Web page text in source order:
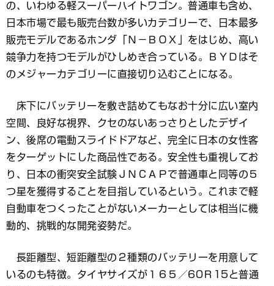
の、いわゆる軽スーパーハイトワゴン。普通車も含め、
日本市場で最も販売台数が多いカテゴリーで、日本最多
販売モデルであるホンダ「Ｎ－ＢＯＸ」をはじめ、高い
競争力を持つモデルがひしめき合っている。ＢＹＤはそ
のメジャーカテゴリーに直接切り込むことになる。
床下にバッテリーを敷き詰めてもなお十分に広い室内
空間、良好な視界、クセのないあっさりとしたデザイ
ン、後席の電動スライドドアなど、完全に日本の女性客
をターゲットにした商品性である。安全性も重視してお
り、日本の衝突安全試験ＪＮＣＡＰで普通車と同等の５
つ星を獲得することを目指しているという。これまで軽
自動車をつくったことがないメーカーとしては相当に機
動的、挑戦的な開発姿勢だ。
長距離型、短距離型の２種類のバッテリーを用意して
いるのも特徴。タイヤサイズが１６５／60Ｒ15と普通